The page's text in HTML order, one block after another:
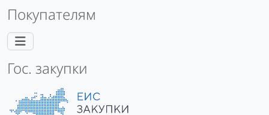
Покупателям
Гос. закупки